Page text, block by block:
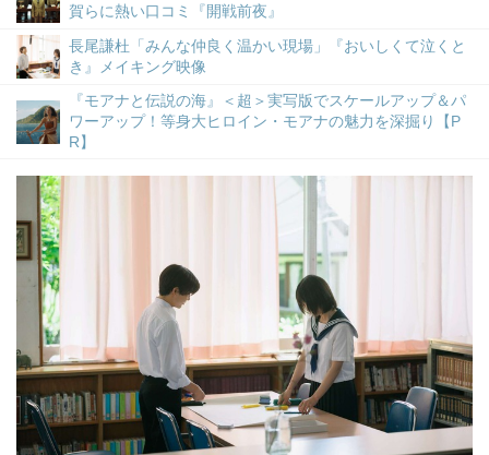
賀らに熱い口コミ『開戦前夜』
長尾謙杜「みんな仲良く温かい現場」『おいしくて泣くと
き』メイキング映像
『モアナと伝説の海』＜超＞実写版でスケールアップ＆パ
ワーアップ！等身大ヒロイン・モアナの魅力を深掘り【P
R】